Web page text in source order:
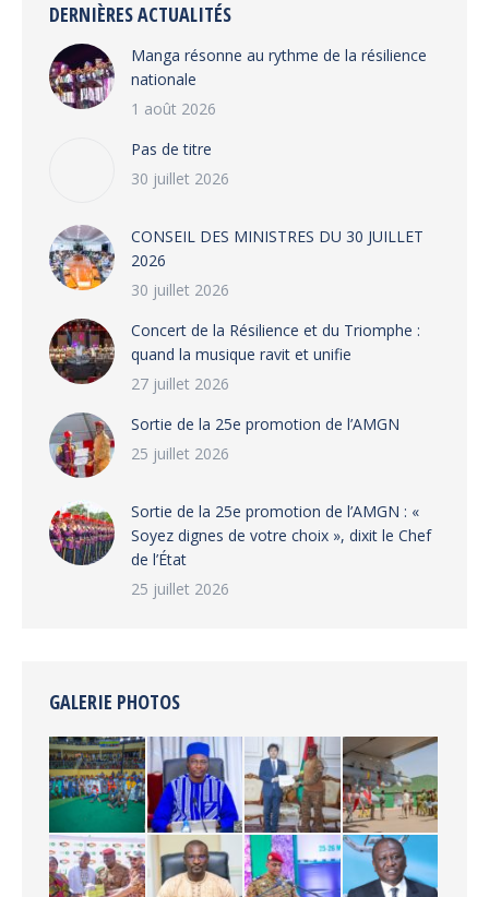
DERNIÈRES ACTUALITÉS
Manga résonne au rythme de la résilience
nationale
1 août 2026
Pas de titre
30 juillet 2026
CONSEIL DES MINISTRES DU 30 JUILLET
2026
30 juillet 2026
‎​Concert de la Résilience et du Triomphe :
quand la musique ravit et unifie
27 juillet 2026
‎Sortie de la 25e promotion de l’AMGN
25 juillet 2026
‎Sortie de la 25e promotion de l’AMGN : «
Soyez dignes de votre choix », dixit le Chef
de l’État
25 juillet 2026
GALERIE PHOTOS